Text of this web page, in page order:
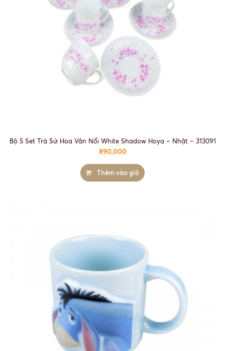
Bộ 5 Set Trà Sứ Hoa Vân Nổi White Shadow Hoya – Nhật – 313091
890,000
Thêm vào giỏ